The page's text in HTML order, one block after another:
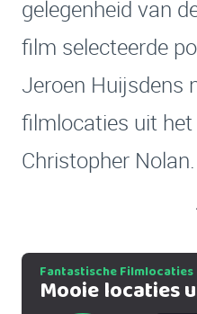
gelegenheid van
film selecteerde
Jeroen Huijsdens
filmlocaties uit
Christopher Nolan.